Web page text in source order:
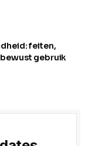
feiten,
gebruik